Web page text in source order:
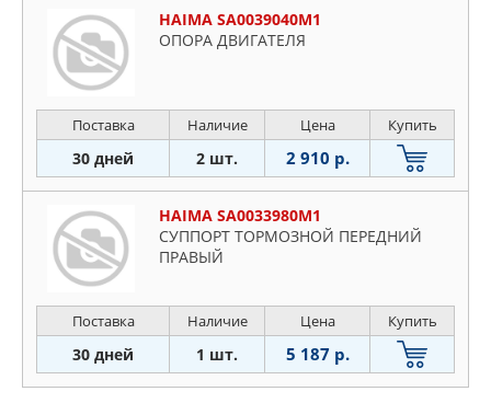
HAIMA SA0039040M1
ОПОРА ДВИГАТЕЛЯ
Поставка Наличие Цена Купить
30 дней 2 шт. 2 910 р.
HAIMA SA0033980M1
СУППОРТ ТОРМОЗНОЙ ПЕРЕДНИЙ
ПРАВЫЙ
Поставка Наличие Цена Купить
30 дней 1 шт. 5 187 р.